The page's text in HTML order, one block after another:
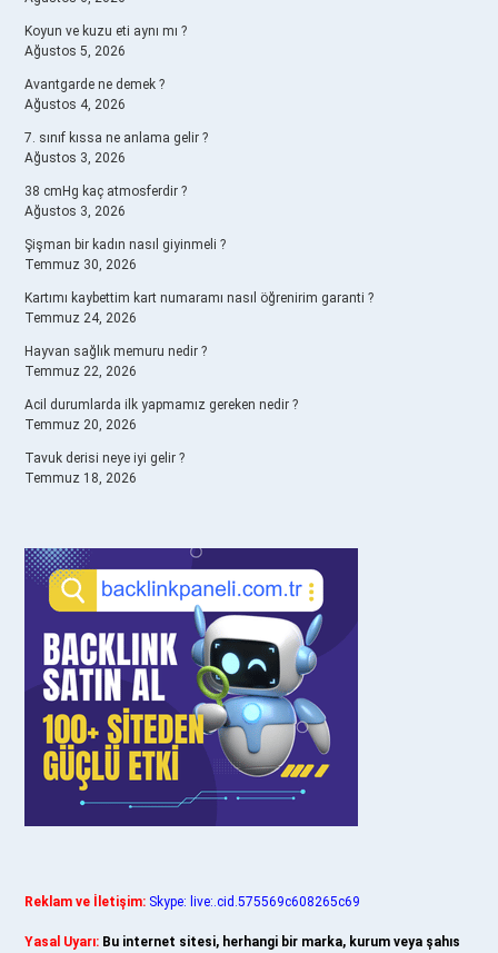
Koyun ve kuzu eti aynı mı ?
Ağustos 5, 2026
Avantgarde ne demek ?
Ağustos 4, 2026
7. sınıf kıssa ne anlama gelir ?
Ağustos 3, 2026
38 cmHg kaç atmosferdir ?
Ağustos 3, 2026
Şişman bir kadın nasıl giyinmeli ?
Temmuz 30, 2026
Kartımı kaybettim kart numaramı nasıl öğrenirim garanti ?
Temmuz 24, 2026
Hayvan sağlık memuru nedir ?
Temmuz 22, 2026
Acil durumlarda ilk yapmamız gereken nedir ?
Temmuz 20, 2026
Tavuk derisi neye iyi gelir ?
Temmuz 18, 2026
Reklam ve İletişim: Skype: live:.cid.575569c608265c69
Yasal Uyarı: Bu internet sitesi, herhangi bir marka, kurum veya şahıs